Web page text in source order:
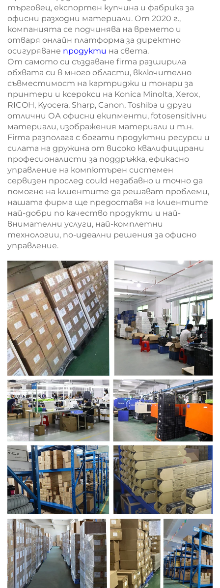
търговец, експортен купчина и фабрика за
офисни разходни материали. От 2020 г.,
компанията се подчинява на времето и
отваря онлайн платформа за директно
осигуряване продукти на света.
От самото си създаване firma разширила
обхвата си в много области, включително
съвместимост на картриджи и тонари за
принтери и ксерокси на Konica Minolta, Xerox,
RICOH, Kyocera, Sharp, Canon, Toshiba и други
отлични ОА офисни екипменти, fotosensitivни
материали, изображения материали и т.н.
Firma разполага с богати продуктни ресурси и
силата на дружина от високо квалифицирани
професионалисти за поддръжка, ефикасно
управление на компютърен системен
сервизен прослед could незабавно и точно да
помогне на клиентите да решават проблеми,
нашата фирма ще предоставя на клиентите
най-добри по качество продукти и най-
внимателни услуги, най-комплетни
технологии, по-идеални решения за офисно
управление.